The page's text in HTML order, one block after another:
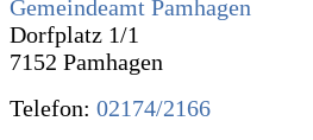
Gemeindeamt Pamhagen
Dorfplatz 1/1
7152 Pamhagen
Telefon: 02174/2166